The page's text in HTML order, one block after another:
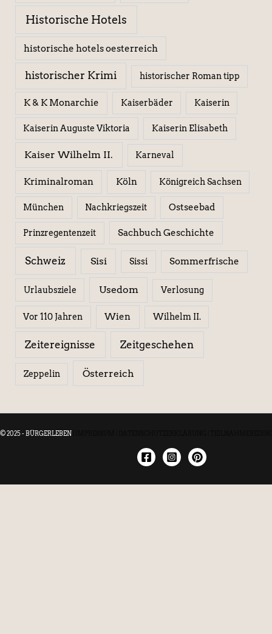
Historische Hotels
historische hotels oesterreich
historischer Krimi historischer Roman tipp
K & K Monarchie Kaiserbäder Kaiserin
Kaiserin Auguste Viktoria Kaiserin Elisabeth
Kaiser Wilhelm II. Karneval
Kriminalroman Köln Königreich Sachsen
München Nachkriegszeit Ostseebad
Prinzregentenzeit Sachbuch Geschichte
Schweiz Sisi Sissi Sommerfrische
Urlaubsziele Usedom Verlosung
Vor 110 Jahren Wien Wilhelm II.
Zeitereignisse Zeitgeschehen
Zeppelin Österreich
© 2025 - BÜRGERLEBEN